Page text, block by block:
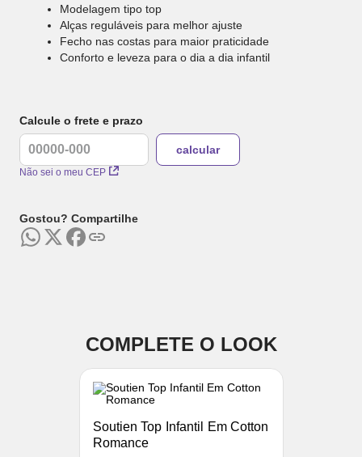
Modelagem tipo top
Alças reguláveis para melhor ajuste
Fecho nas costas para maior praticidade
Conforto e leveza para o dia a dia infantil
Calcule o frete e prazo
Não sei o meu CEP
Gostou? Compartilhe
COMPLETE O LOOK
Soutien Top Infantil Em Cotton
Romance